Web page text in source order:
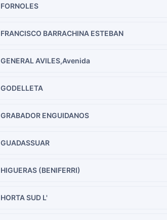
FORNOLES
FRANCISCO BARRACHINA ESTEBAN
GENERAL AVILES,Avenida
GODELLETA
GRABADOR ENGUIDANOS
GUADASSUAR
HIGUERAS (BENIFERRI)
HORTA SUD L'